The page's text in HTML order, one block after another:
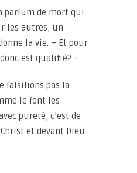
parfum de mort qui
les autres, un
la vie. – Et pour
est qualifié? –
falsifions pas la
le font les
pureté, c’est de
et devant Dieu